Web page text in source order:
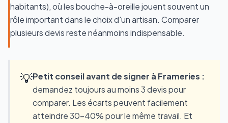
habitants), où les bouche-à-oreille jouent souvent un
rôle important dans le choix d'un artisan. Comparer
plusieurs devis reste néanmoins indispensable.
💡Petit conseil avant de signer à Frameries :
demandez toujours au moins 3 devis pour
comparer. Les écarts peuvent facilement
atteindre 30-40% pour le même travail. Et